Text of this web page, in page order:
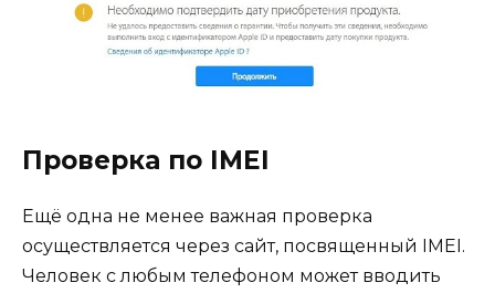
Проверка по IMEI
Ещё одна не менее важная проверка
осуществляется через сайт, посвященный IMEI.
Человек с любым телефоном может вводить